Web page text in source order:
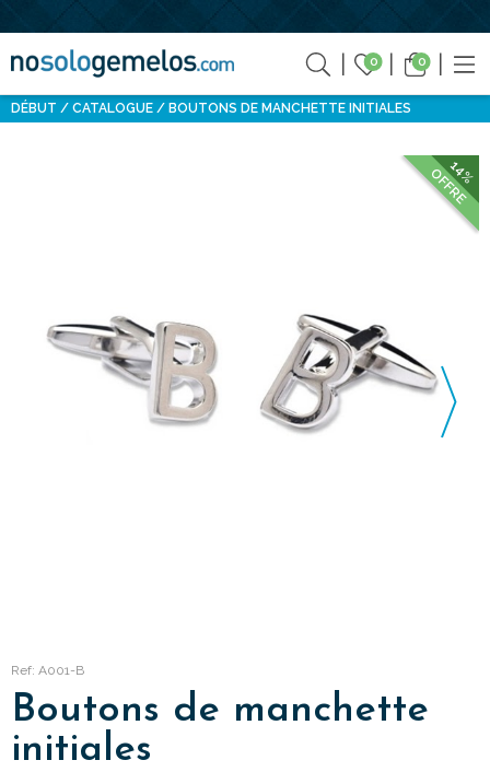
0 0
DÉBUT CATALOGUE BOUTONS DE MANCHETTE INITIALES
14%
OFFRE
Ref: A001-B
Boutons de manchette
initiales